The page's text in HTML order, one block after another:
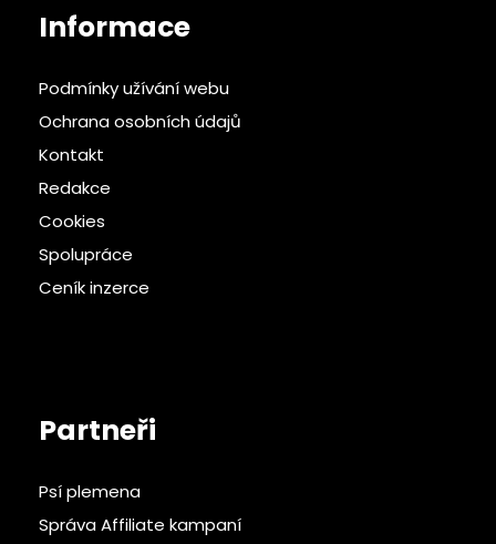
Informace
Podmínky užívání webu
Ochrana osobních údajů
Kontakt
Redakce
Cookies
Spolupráce
Ceník inzerce
Partneři
Psí plemena
Správa Affiliate kampaní